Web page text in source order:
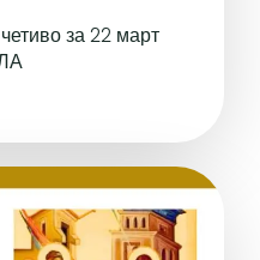
за 22 март